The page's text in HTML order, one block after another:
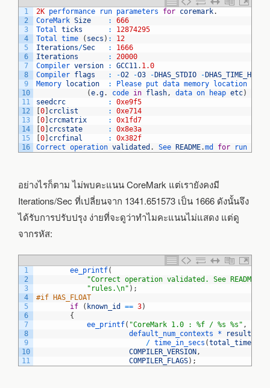
1
2
3
4
5
6
7
8
9
10
11
12
13
14
15
16
2K performance run parameters for coremark.
CoreMark Size :
666
Total ticks :
12874295
Total time ( secs ) :
12
Iterations/Sec :
1666
Iterations
:
20000
Compiler version : GCC11 . 1.0
Compiler flags : -O2 -O3 -DHAS_STDIO -DHAS_TIME_H
Memory location : Please put data memory location
(e.g. code in flash , data on heap etc)
seedcrc
:
0xe9f5
[0] crclist :
0xe714
[0] crcmatrix :
0x1fd7
[0] crcstate :
0x8e3a
[0] crcfinal :
0x382f
Correct operation validated . See README.md for run
อย่างไรก็ตาม ไม่พบคะแนน CoreMark แต่เรายังคงมี
Iterations/Sec ที่เปลี่ยนจาก 1341.651573 เป็น 1666 ดังนั้นจึง
ได้รับการปรับปรุง ง่ายที่จะดูว่าทำไมคะแนนไม่แสดง แต่ดู
จากรหัส:
1
2
3
4
5
6
7
8
9
10
11
ee_printf(
"Correct operation validated. See
"rules.\n" ) ;
#if HAS_FLOAT
if
( known_id == 3)
{
ee_printf( "CoreMark 1.0 : %f / %s %s" ,
default_num_contexts *
results
/ time_in_secs (total_time
COMPILER_VERSION ,
COMPILER_FLAGS) ;